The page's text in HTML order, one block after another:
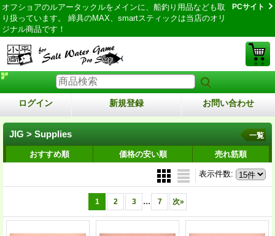
オフショアのルアータックルをメインに、船釣り用品なども取
り扱っています。 締具のMAX、smartスティックは当店のオリ
ジナル商品です！
PCサイト
ログイン 新規登録 お問い合わせ
JIG > Supplies 一覧
おすすめ順 価格の安い順 売れ筋順
表示件数:
1 2 3 ... 7 次»